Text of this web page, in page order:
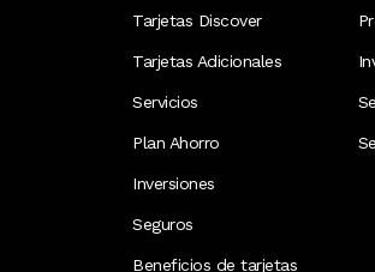
Tarjetas Discover
Tarjetas Adicionales
Servicios
Plan Ahorro
Inversiones
Seguros
Beneficios de tarjetas